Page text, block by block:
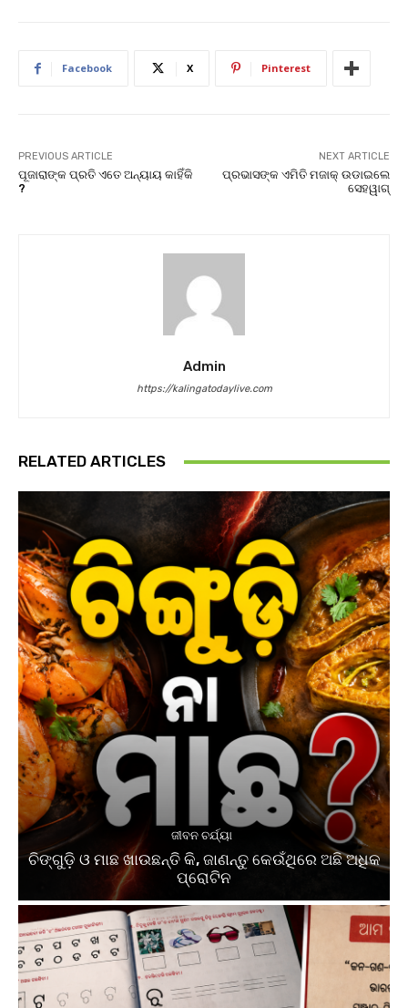
Facebook X Pinterest
PREVIOUS ARTICLE
ପୂଜାରାଙ୍କ ପ୍ରତି ଏତେ ଅନ୍ୟାୟ କାହିଁକି
?
NEXT ARTICLE
ପ୍ରଭାସଙ୍କ ଏମିତି ମଜାକ୍ ଉଡାଇଲେ
ସେହୱାଗ୍‌
Admin
https://kalingatodaylive.com
RELATED ARTICLES
ଜୀବନ ଚର୍ଯ୍ୟା
ଚିଙ୍ଗୁଡ଼ି ଓ ମାଛ ଖାଉଛନ୍ତି କି, ଜାଣନ୍ତୁ କେଉଁଥିରେ ଅଛି ଅଧିକ
ପ୍ରୋଟିନ